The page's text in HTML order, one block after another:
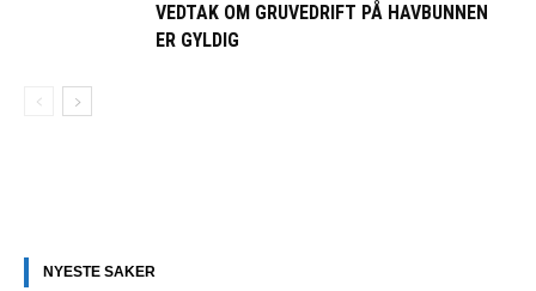
VEDTAK OM GRUVEDRIFT PÅ HAVBUNNEN
ER GYLDIG
NYESTE SAKER